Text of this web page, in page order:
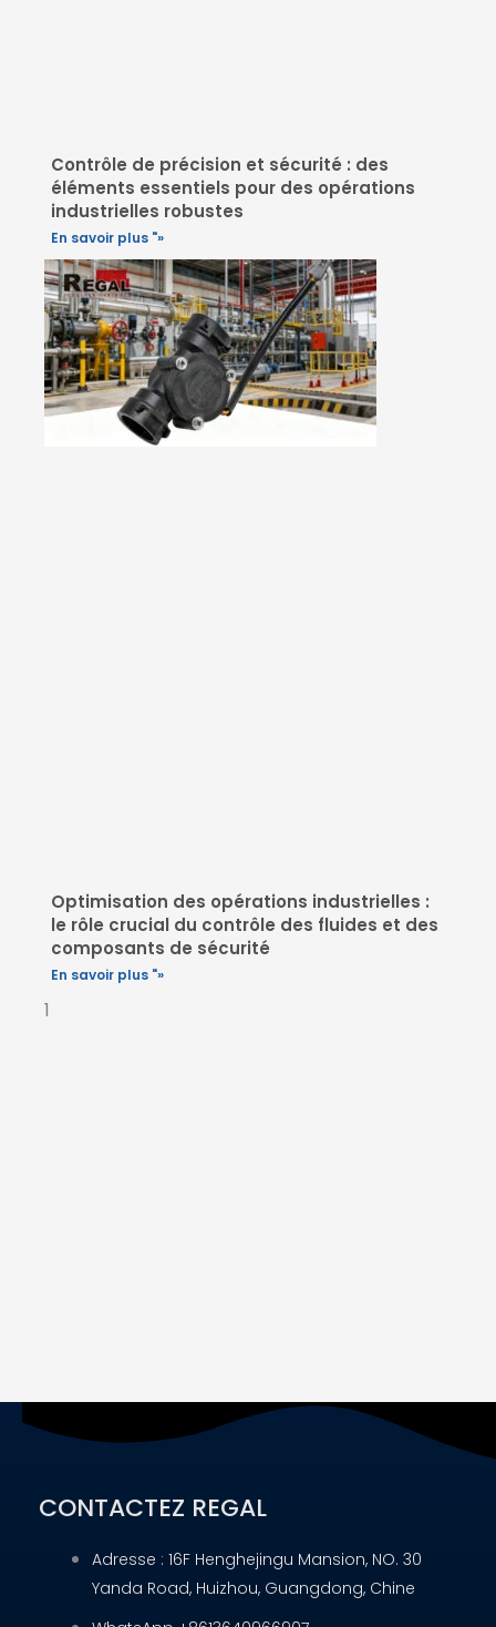
Contrôle de précision et sécurité : des
éléments essentiels pour des opérations
industrielles robustes
En savoir plus "»
Optimisation des opérations industrielles :
le rôle crucial du contrôle des fluides et des
composants de sécurité
En savoir plus "»
CONTACTEZ REGAL
Adresse : 16F Henghejingu Mansion, NO. 30
Yanda Road, Huizhou, Guangdong, Chine